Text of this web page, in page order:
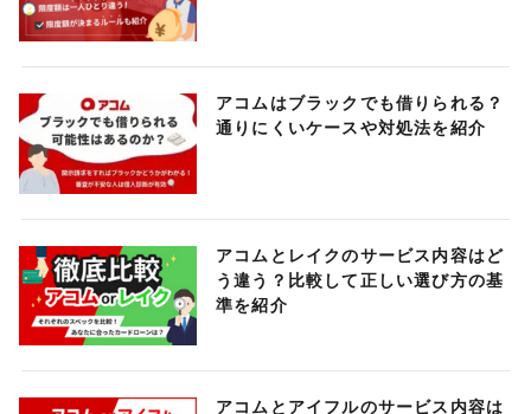
アコムはブラックでも借りられる？
通りにくいケースや対処法を紹介
アコムとレイクのサービス内容はど
う違う？比較して正しい選び方の基
準を紹介
アコムとアイフルのサービス内容は